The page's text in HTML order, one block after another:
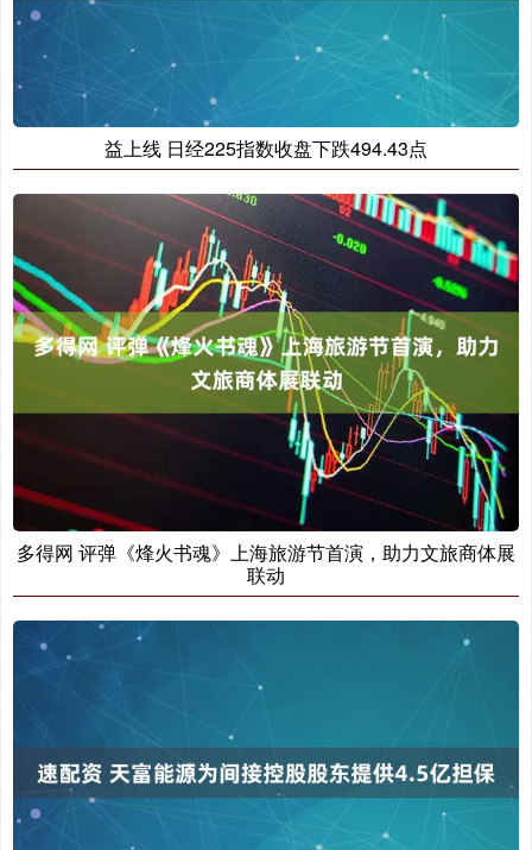
益上线 日经225指数收盘下跌494.43点
多得网 评弹《烽火书魂》上海旅游节首演，助力文旅商体展
联动